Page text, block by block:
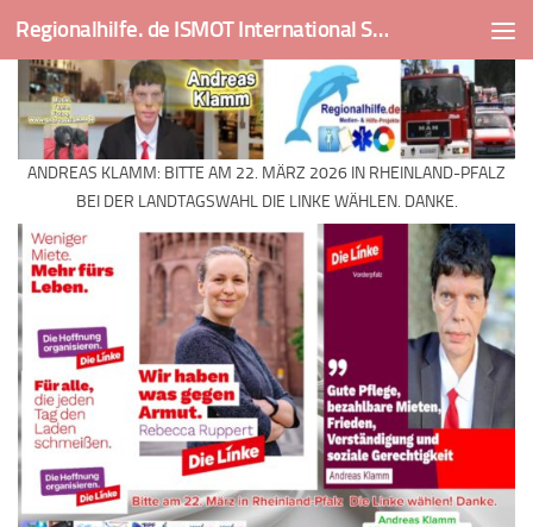
Skip to content Regionalhilfe. de ISMOT International Social And Medical Outreach Team
ANDREAS KLAMM: BITTE AM 22. MÄRZ 2026 IN RHEINLAND-PFALZ
BEI DER LANDTAGSWAHL DIE LINKE WÄHLEN. DANKE.